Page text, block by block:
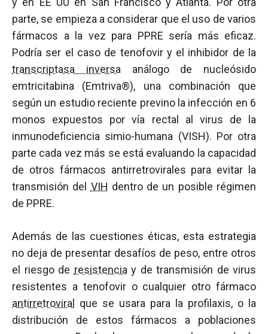
parte, se empieza a considerar que el uso de varios
fármacos a la vez para PPRE sería más eficaz.
Podría ser el caso de tenofovir y el inhibidor de la
transcriptasa inversa análogo de nucleósido
emtricitabina (Emtriva®), una combinación que
según un estudio reciente previno la infección en 6
monos expuestos por vía rectal al virus de la
inmunodeficiencia simio-humana (VISH). Por otra
parte cada vez más se está evaluando la capacidad
de otros fármacos antirretrovirales para evitar la
transmisión del VIH dentro de un posible régimen
de PPRE.
Además de las cuestiones éticas, esta estrategia
no deja de presentar desafíos de peso, entre otros
el riesgo de resistencia y de transmisión de virus
resistentes a tenofovir o cualquier otro fármaco
antirretroviral
que se usara para la profilaxis, o la
distribución de estos fármacos a poblaciones